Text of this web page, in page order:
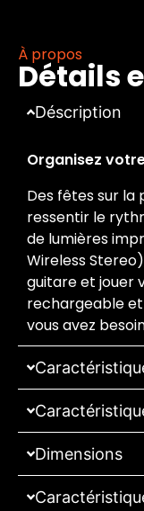
À propos
Détails
Déscription
Organisez
Des fêtes sur la
ressentir le
de lumières
Wireless
guitare et jouer
rechargeable et
vous avez
Dimensions